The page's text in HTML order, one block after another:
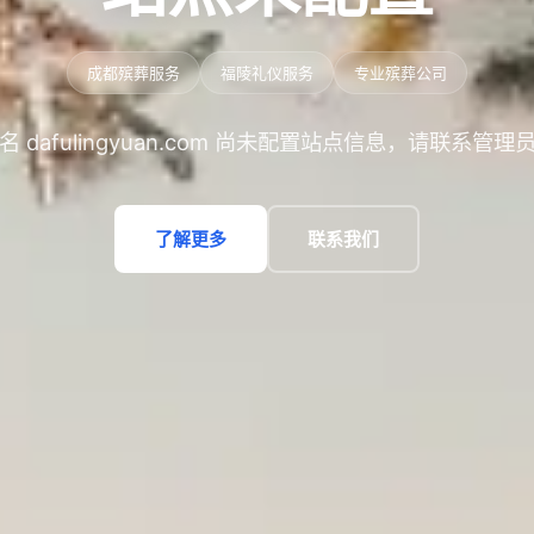
成都殡葬服务 福陵礼仪服务 专业殡葬公司
dafulingyuan.com 尚未配置站点信息，请联系管理
了解更多 联系我们